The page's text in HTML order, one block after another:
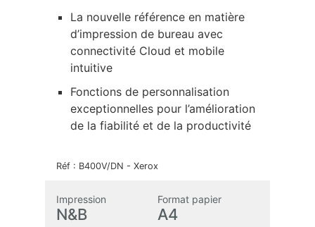
La nouvelle référence en matière
d’impression de bureau avec
connectivité Cloud et mobile
intuitive
Fonctions de personnalisation
exceptionnelles pour l’amélioration
de la fiabilité et de la productivité
Réf : B400V/DN - Xerox
Impression
N&B
Format papier
A4